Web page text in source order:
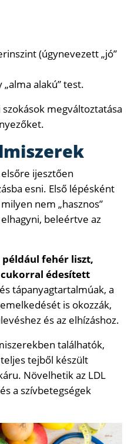
(úgynevezett „jó”
alakú” test.
megváltoztatása
ijesztően
esni. Első lépésként
nem „hasznos”
beleértve az
fehér liszt,
édesített
tápanyagtartalmúak, a
is okozzák,
és az elhízáshoz.
találhatók,
tejből készült
Növelhetik az LDL
a szívbetegségek